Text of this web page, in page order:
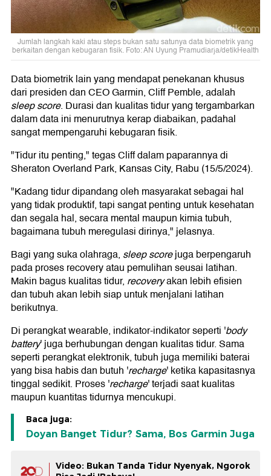
Jumlah langkah kaki atau steps bukan satu satunya data biometrik yang
berkaitan dengan kebugaran fisik. Foto: AN Uyung Pramudiarja/detikHealth
Data biometrik lain yang mendapat penekanan khusus
dari presiden dan CEO Garmin, Cliff Pemble, adalah
sleep score. Durasi dan kualitas tidur yang tergambarkan
dalam data ini menurutnya kerap diabaikan, padahal
sangat mempengaruhi kebugaran fisik.
"Tidur itu penting," tegas Cliff dalam paparannya di
Sheraton Overland Park, Kansas City, Rabu (15/5/2024).
"Kadang tidur dipandang oleh masyarakat sebagai hal
yang tidak produktif, tapi sangat penting untuk kesehatan
dan segala hal, secara mental maupun kimia tubuh,
bagaimana tubuh meregulasi dirinya," jelasnya.
Bagi yang suka olahraga, sleep scorejuga berpengaruh
pada proses recovery atau pemulihan seusai latihan.
Makin bagus kualitas tidur, recoveryakan lebih efisien
dan tubuh akan lebih siap untuk menjalani latihan
berikutnya.
Di perangkat wearable, indikator-indikator seperti 'body
battery' juga berhubungan dengan kualitas tidur. Sama
seperti perangkat elektronik, tubuh juga memiliki baterai
yang bisa habis dan butuh 'recharge' ketika kapasitasnya
tinggal sedikit. Proses 'recharge' terjadi saat kualitas
maupun kuantitas tidurnya mencukupi.
Baca juga:
Doyan Banget Tidur? Sama, Bos Garmin Juga
Video: Bukan Tanda Tidur Nyenyak, Ngorok